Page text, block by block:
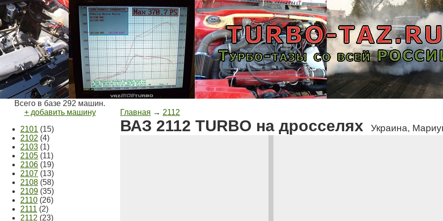
Всего в базе 292 машин.
+ добавить машину
2101 (15)
2102 (4)
2103 (1)
2105 (11)
2106 (19)
2107 (13)
2108 (58)
2109 (35)
2110 (26)
2111 (2)
2112 (23)
Главная → 2112
ВАЗ 2112 TURBO на дросселях Украина,